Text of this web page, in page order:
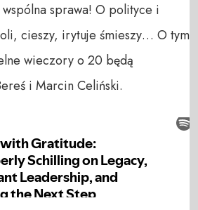
sprawa! O polityce i
cieszy, irytuje śmieszy… O tym
wieczory o 20 będą
i Marcin Celiński.